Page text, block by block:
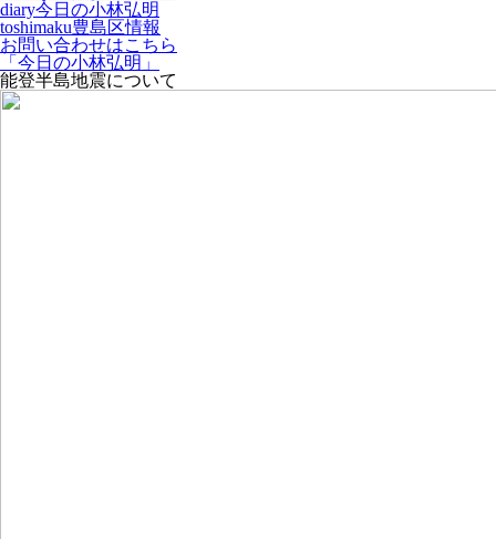
diary今日の小林弘明
toshimaku豊島区情報
お問い合わせはこちら
「今日の小林弘明」
能登半島地震について